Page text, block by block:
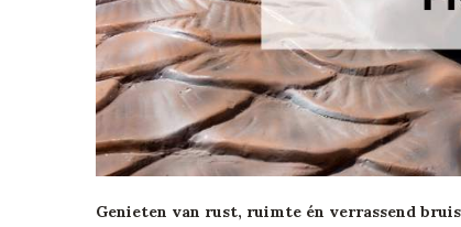
Genieten van rust, ruimte én verrassend